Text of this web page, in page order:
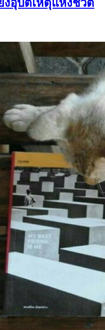
งอุบัติเหตุแห่งชีวิต